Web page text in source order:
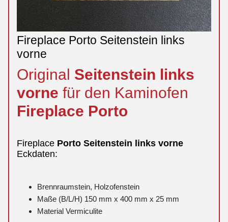
Fireplace Porto Seitenstein links
vorne
Original Seitenstein links
vorne für den Kaminofen
Fireplace Porto
Fireplace Porto Seitenstein links vorne
Eckdaten:
Brennraumstein, Holzofenstein
Maße (B/L/H) 150 mm x 400 mm x 25 mm
Material Vermiculite